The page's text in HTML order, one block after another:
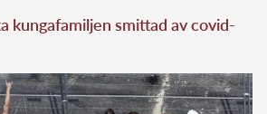
kungafamiljen smittad av covid-